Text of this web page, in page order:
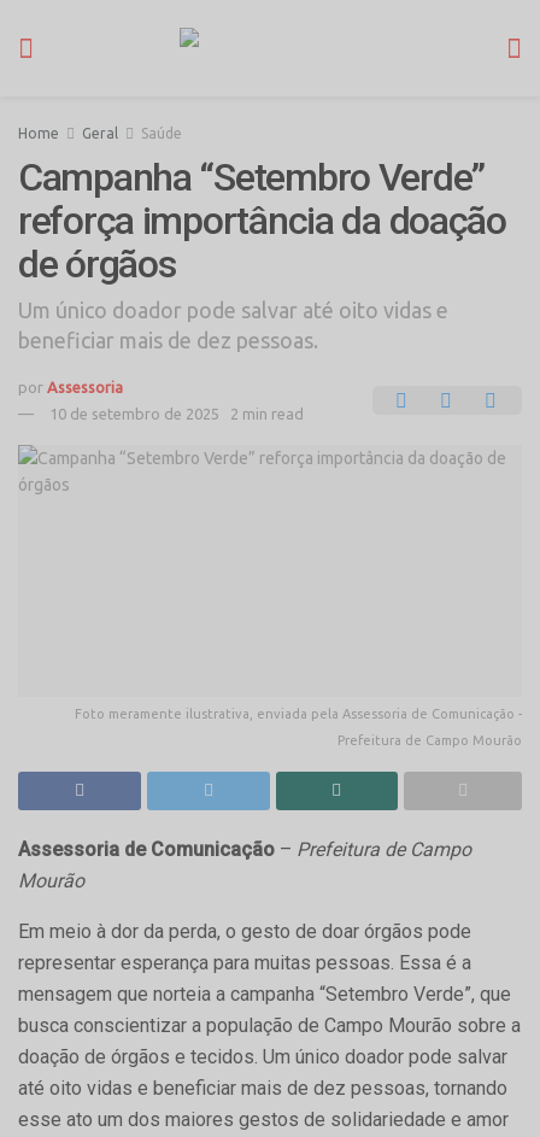
Home Geral Saúde
Campanha “Setembro Verde”
reforça importância da doação
de órgãos
Um único doador pode salvar até oito vidas e
beneficiar mais de dez pessoas.
por Assessoria
10 de setembro de 2025
2 min read
Foto meramente ilustrativa, enviada pela Assessoria de Comunicação -
Prefeitura de Campo Mourão
Assessoria de Comunicação – Prefeitura de Campo
Mourão
Em meio à dor da perda, o gesto de doar órgãos pode
representar esperança para muitas pessoas. Essa é a
mensagem que norteia a campanha “Setembro Verde”, que
busca conscientizar a população de Campo Mourão sobre a
doação de órgãos e tecidos. Um único doador pode salvar
até oito vidas e beneficiar mais de dez pessoas, tornando
esse ato um dos maiores gestos de solidariedade e amor